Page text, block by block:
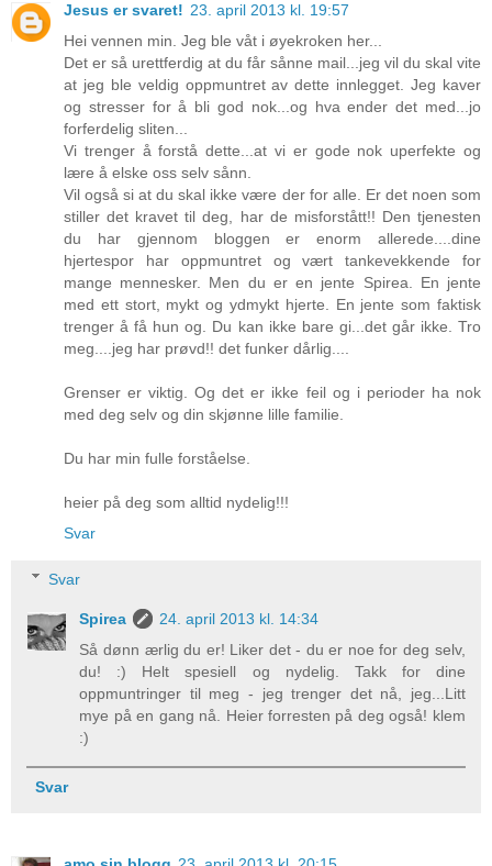
Jesus er svaret! 23. april 2013 kl. 19:57
Hei vennen min. Jeg ble våt i øyekroken her...
Det er så urettferdig at du får sånne mail...jeg vil du skal vite
at jeg ble veldig oppmuntret av dette innlegget. Jeg kaver
og stresser for å bli god nok...og hva ender det med...jo
forferdelig sliten...
Vi trenger å forstå dette...at vi er gode nok uperfekte og
lære å elske oss selv sånn.
Vil også si at du skal ikke være der for alle. Er det noen som
stiller det kravet til deg, har de misforstått!! Den tjenesten
du har gjennom bloggen er enorm allerede....dine
hjertespor har oppmuntret og vært tankevekkende for
mange mennesker. Men du er en jente Spirea. En jente
med ett stort, mykt og ydmykt hjerte. En jente som faktisk
trenger å få hun og. Du kan ikke bare gi...det går ikke. Tro
meg....jeg har prøvd!! det funker dårlig....
Grenser er viktig. Og det er ikke feil og i perioder ha nok
med deg selv og din skjønne lille familie.
Du har min fulle forståelse.
heier på deg som alltid nydelig!!!
Svar
Svar
Spirea
24. april 2013 kl. 14:34
Så dønn ærlig du er! Liker det - du er noe for deg selv,
du! :) Helt spesiell og nydelig. Takk for dine
oppmuntringer til meg - jeg trenger det nå, jeg...Litt
mye på en gang nå. Heier forresten på deg også! klem
:)
Svar